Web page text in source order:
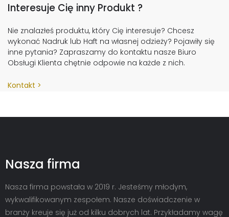
Interesuje Cię inny Produkt ?
Nie znalazłeś produktu, który Cię interesuje? Chcesz
wykonać Nadruk lub Haft na własnej odzieży? Pojawiły się
inne pytania? Zapraszamy do kontaktu nasze Biuro
Obsługi Klienta chętnie odpowie na każde z nich.
Kontakt
Nasza firma
Nasza firma powstała w 2019 r. Jesteśmy młodym,
wykwalifikowanym zespołem. Nasze doświadczenie w
branży kreuje się już od kilku dobrych lat. Przykładamy wagę